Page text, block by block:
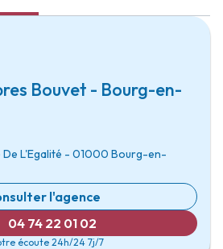
Bouvet - Bourg-en-
De L'Egalité - 01000 Bourg-en-
l'agence
04 74 22 01 02
écoute 24h/24 7j/7